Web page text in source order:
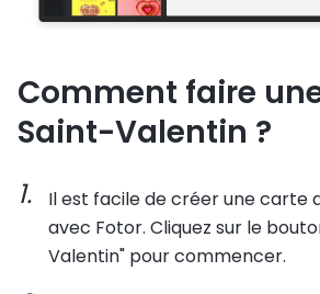
Comment faire
Saint-Valentin ?
Il est facile de créer une carte
avec Fotor. Cliquez sur le
Valentin" pour commencer.